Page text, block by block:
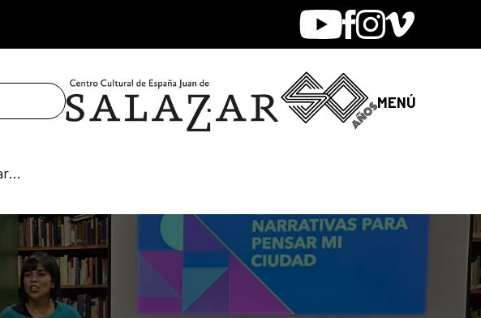
YoutubeFacebook
Instagram
Vimeo
MENÚ
Programa ACERCA de capacitación para profesionales en el sector cultural